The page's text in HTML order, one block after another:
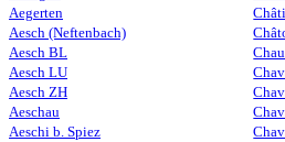
Aegerten
Aesch (Neftenbach)
Aesch BL
Aesch LU
Aesch ZH
Aeschau
Aeschi b. Spiez